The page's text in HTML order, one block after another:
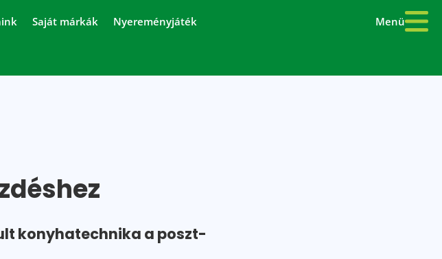
Saját márkák Nyereményjáték Menü
konyhatechnika a poszt-